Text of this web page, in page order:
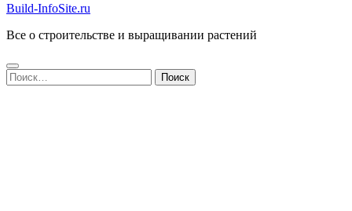
Build-InfoSite.ru
Все о строительстве и выращивании растений
Найти: